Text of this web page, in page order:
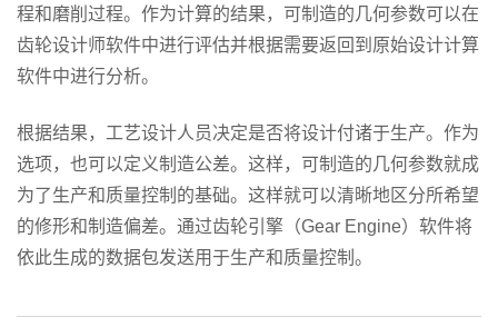
程和磨削过程。作为计算的结果，可制造的几何参数可以在
齿轮设计师软件中进行评估并根据需要返回到原始设计计算
软件中进行分析。
根据结果，工艺设计人员决定是否将设计付诸于生产。作为
选项，也可以定义制造公差。这样，可制造的几何参数就成
为了生产和质量控制的基础。这样就可以清晰地区分所希望
的修形和制造偏差。通过齿轮引擎（Gear Engine）软件将
依此生成的数据包发送用于生产和质量控制。